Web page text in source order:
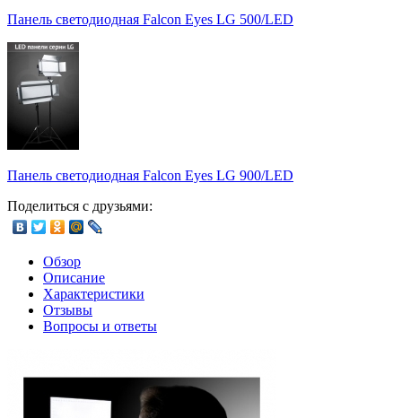
Панель светодиодная Falcon Eyes LG 500/LED
Панель светодиодная Falcon Eyes LG 900/LED
Поделиться с друзьями:
Обзор
Описание
Характеристики
Отзывы
Вопросы и ответы